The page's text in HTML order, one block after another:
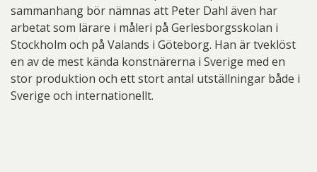
sammanhang bör nämnas att Peter Dahl även har
arbetat som lärare i måleri på Gerlesborgsskolan i
Stockholm och på Valands i Göteborg. Han är tveklöst
en av de mest kända konstnärerna i Sverige med en
stor produktion och ett stort antal utställningar både i
Sverige och internationellt.